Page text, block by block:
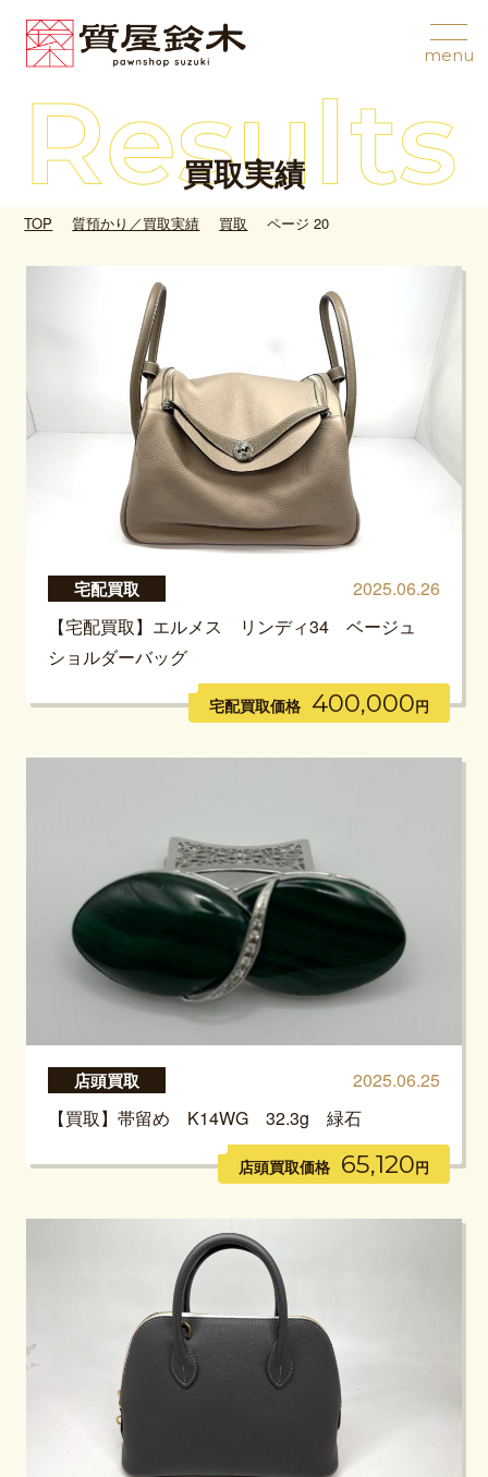
買取実績
TOP 質預かり／買取実績 買取 ページ 20
宅配買取
2025.06.26
【宅配買取】エルメス リンディ34 ベージュ
ショルダーバッグ
宅配買取価格 400,000円
店頭買取
2025.06.25
【買取】帯留め K14WG 32.3g 緑石
店頭買取価格 65,120円